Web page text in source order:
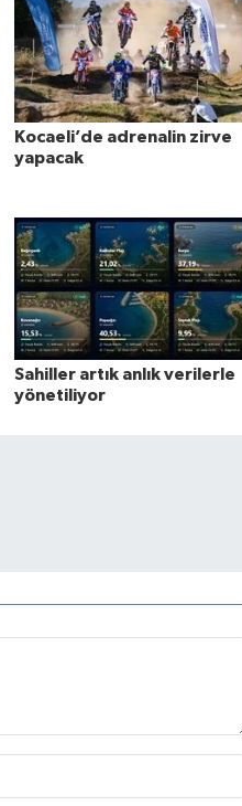
Kocaeli’de adrenalin zirve
yapacak
Sahiller artık anlık verilerle
yönetiliyor